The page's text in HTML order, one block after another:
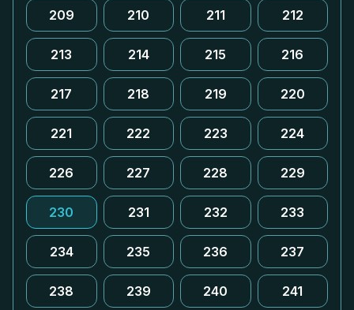
209 210 211 212
213 214 215 216
217 218 219 220
221 222 223 224
226 227 228 229
230 231 232 233
234 235 236 237
238 239 240 241